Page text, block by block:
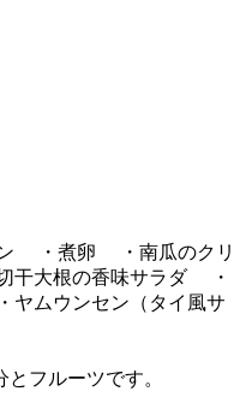
ン ・煮卵 ・南瓜のクリ
干大根の香味サラダ ・
ムウンセン（タイ風サ
フルーツです。